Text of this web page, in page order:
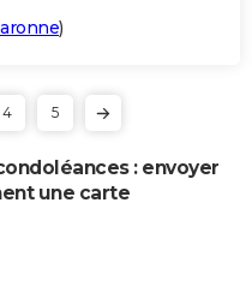
)
4 5
: envoyer
une carte